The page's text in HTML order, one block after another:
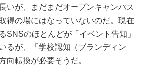
いが、まだまだオープンキャンパス
得の場にはなっていないのだ。現在
SNSのほとんどが「イベント告知」
るが、「学校認知（ブランディン
向転換が必要そうだ。